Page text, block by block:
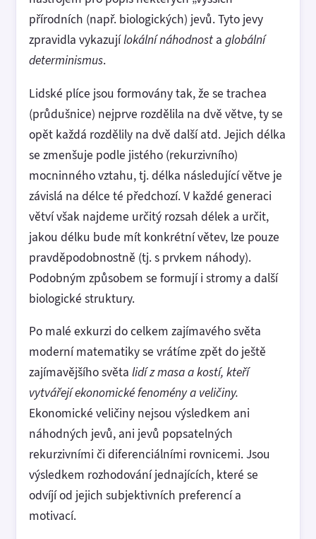
přírodních (např. biologických) jevů. Tyto jevy
zpravidla vykazujílokální náhodnost a globální
determinismus.
Lidské plíce jsou formovány tak, že se trachea
(průdušnice) nejprve rozdělila na dvě větve, ty se
opět každá rozdělily na dvě další atd. Jejich délka
se zmenšuje podle jistého (rekurzivního)
mocninného vztahu, tj. délka následující větve je
závislá na délce té předchozí. V každé generaci
větví však najdeme určitý rozsah délek a určit,
jakou délku bude mít konkrétní větev, lze pouze
pravděpodobnostně (tj. s prvkem náhody).
Podobným způsobem se formují i stromy a další
biologické struktury.
Po malé exkurzi do celkem zajímavého světa
moderní matematiky se vrátíme zpět do ještě
zajímavějšího světa lidí z masa a kostí, kteří
vytvářejí ekonomické fenomény a veličiny.
Ekonomické veličiny nejsou výsledkem ani
náhodných jevů, ani jevů popsatelných
rekurzivními či diferenciálními rovnicemi. Jsou
výsledkem rozhodování jednajících, které se
odvíjí od jejich subjektivních preferencí a
motivací.